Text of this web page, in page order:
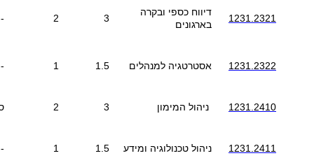
1231.2321
דיווח כספי ובקרה
בארגונים
3
2
1231.2322 אסטרטגיה למנהלים 1.5
1
1231.2410 ניהול המימון 3
2
1231.2411 ניהול טכנולוגיה ומידע 1.5
1